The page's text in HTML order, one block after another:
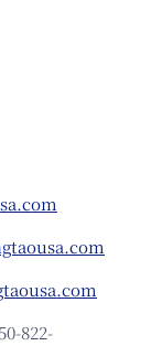
822-